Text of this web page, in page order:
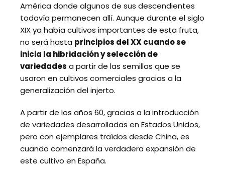
América donde algunos de sus descendientes
todavía permanecen allí. Aunque durante el siglo
XIX ya había cultivos importantes de esta fruta,
no será hasta principios del XX cuando se
inicia la hibridación y selección de
variedades a partir de las semillas que se
usaron en cultivos comerciales gracias a la
generalización del injerto.
A partir de los años 60, gracias a la introducción
de variedades desarrolladas en Estados Unidos,
pero con ejemplares traídos desde China, es
cuando comenzará la verdadera expansión de
este cultivo en España.